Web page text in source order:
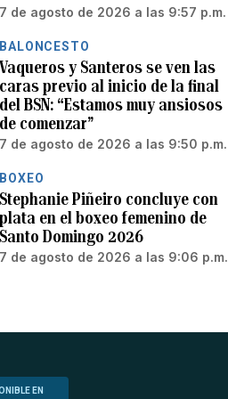
7 de agosto de 2026 a las 9:57 p.m.
BALONCESTO
Vaqueros y Santeros se ven las
caras previo al inicio de la final
del BSN: “Estamos muy ansiosos
de comenzar”
7 de agosto de 2026 a las 9:50 p.m.
BOXEO
Stephanie Piñeiro concluye con
plata en el boxeo femenino de
Santo Domingo 2026
7 de agosto de 2026 a las 9:06 p.m.
EN